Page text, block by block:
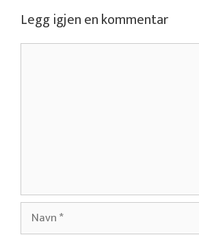
Legg igjen en kommentar
Navn